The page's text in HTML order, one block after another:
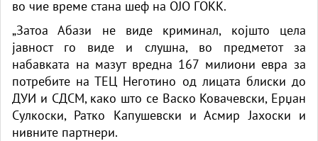
во чие време стана шеф на ОЈО ГОКК.
„Затоа Абази не виде криминал, којшто цела
јавност го виде и слушна, во предметот за
набавката на мазут вредна 167 милиони евра за
потребите на ТЕЦ Неготино од лицата блиски до
ДУИ и СДСМ, како што се Васко Ковачевски, Ерџан
Сулкоски, Ратко Капушевски и Асмир Јахоски и
нивните партнери.